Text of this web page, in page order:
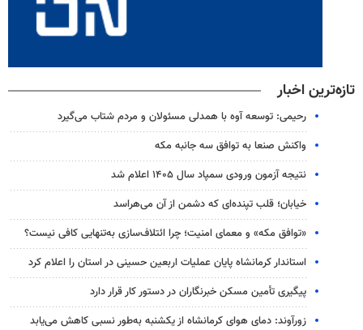
تازه‌ترین اخبار
رحیمی: توسعه آوه با همدلی مسئولان و مردم شتاب می‌گیرد
واکنش صنعا به توافق سه جانبه مکه
نتیجه آزمون ورودی سمپاد سال ۱۴۰۵ اعلام شد
خیابان؛ قلب تپنده‌ای که دشمن از آن می‌هراسد
«توافق مکه» و معمای امنیت؛ چرا ائتلاف‌سازی به‌تنهایی کافی نیست؟
استاندار کرمانشاه پایان عملیات اربعین حسینی در استان را اعلام کرد
پیگیری تأمین مسکن خبرنگاران در دستور کار قرار دارد
زورآوند: دمای هوای کرمانشاه از یکشنبه به‌طور نسبی کاهش می‌یابد